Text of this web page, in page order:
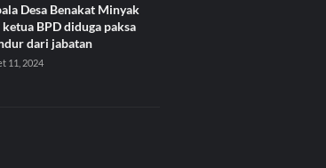
Desa Benakat Minyak
ketua BPD diduga paksa
dari jabatan
11, 2024